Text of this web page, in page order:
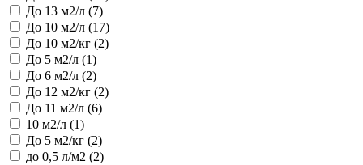
До 13 м2/л (7)
До 10 м2/л (17)
До 10 м2/кг (2)
До 5 м2/л (1)
До 6 м2/л (2)
До 12 м2/кг (2)
До 11 м2/л (6)
10 м2/л (1)
До 5 м2/кг (2)
до 0,5 л/м2 (2)